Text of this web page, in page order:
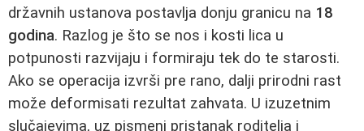
državnih ustanova postavlja donju granicu na 18
godina. Razlog je što se nos i kosti lica u
potpunosti razvijaju i formiraju tek do te starosti.
Ako se operacija izvrši pre rano, dalji prirodni rast
može deformisati rezultat zahvata. U izuzetnim
slučajevima, uz pismeni pristanak roditelja i